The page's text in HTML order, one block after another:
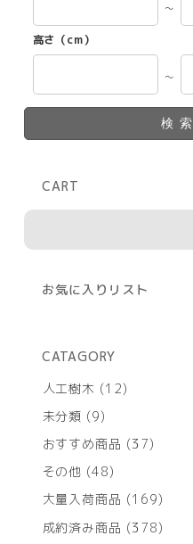
～
高さ（cm）
～
検索
CART
お気に入りリスト
CATAGORY
人工樹木
1212
商
未分類 99
の
商
おすすめ商品 3737
商
その他 4848
の
商
大量入荷商品 169169
の
成約済み商品 378378